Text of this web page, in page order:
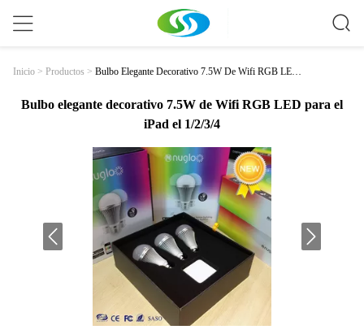
Inicio > Productos > Bulbo Elegante Decorativo 7.5W De Wifi RGB LED
Bulbo elegante decorativo 7.5W de Wifi RGB LED para el
iPad el 1/2/3/4